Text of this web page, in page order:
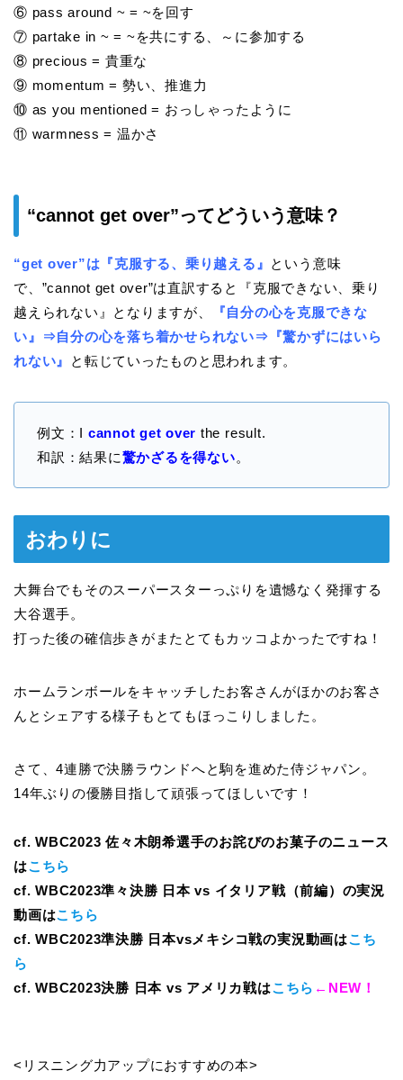
⑥ pass around ~ = ~を回す
⑦ partake in ~ = ~を共にする、～に参加する
⑧ precious = 貴重な
⑨ momentum = 勢い、推進力
⑩ as you mentioned = おっしゃったように
⑪ warmness = 温かさ
“cannot get over”ってどういう意味？
“get over”は『克服する、乗り越える』 という意味
で、”cannot get over”は直訳すると
『克服できない、乗り
越えられない』 となりますが、
『自分の心を克服できな
い』⇒自分の心を落ち着かせられない⇒『驚かずにはいら
れない』
と転じていったものと思われます。
例文：I cannot get over the result.
和訳：結果に驚かざるを得ない。
おわりに
大舞台でもそのスーパースターっぷりを遺憾なく発揮する
大谷選手。
打った後の確信歩きがまたとてもカッコよかったですね！
ホームランボールをキャッチしたお客さんがほかのお客さ
んとシェアする様子もとてもほっこりしました。
さて、4連勝で決勝ラウンドへと駒を進めた侍ジャパン。
14年ぶりの優勝目指して頑張ってほしいです！
cf. WBC2023 佐々木朗希選手のお詫びのお菓子のニュース
はこちら
cf. WBC2023準々決勝 日本 vs イタリア戦（前編）の実況
動画はこちら
cf. WBC2023準決勝 日本vsメキシコ戦の実況動画はこち
ら
cf. WBC2023決勝 日本 vs アメリカ戦はこちら ←NEW！
<リスニング力アップにおすすめの本>